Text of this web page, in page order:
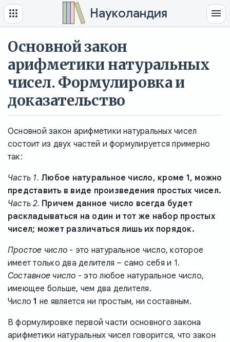
Науколандия
Основной закон
арифметики натуральных
чисел. Формулировка и
доказательство
Основной закон арифметики натуральных чисел
состоит из двух частей и формулируется примерно
так:
Часть 1. Любое натуральное число, кроме 1, можно
представить в виде произведения простых чисел.
Часть 2. Причем данное число всегда будет
раскладываться на один и тот же набор простых
чисел; может различаться лишь их порядок.
Простое число - это натуральное число, которое
имеет только два делителя – само себя и 1.
Составное число - это любое натуральное число,
имеющее больше, чем два делителя.
Число1 не является ни простым, ни составным.
В формулировке первой части основного закона
арифметики натуральных чисел говорится, что закон